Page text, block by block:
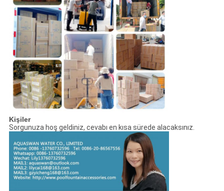
Kişiler
Sorgunuza hoş geldiniz, cevabı en kısa sürede alacaksınız.